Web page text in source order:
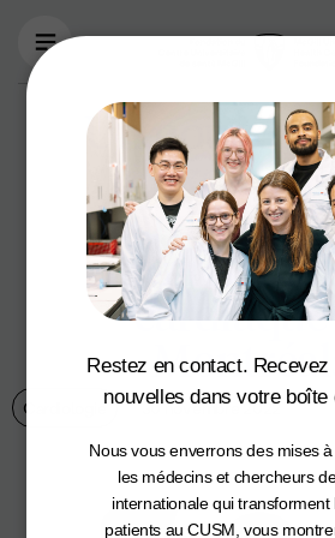
Aller au contenu principal
Un nouveau
favoriser la
cardiaque
Cardiologie 30 novembre 2022
Restez en contact. Recevez
nouvelles dans votre boîte
Nous vous enverrons des mises
les médecins et chercheurs
internationale qui transforment
patients au CUSM, vous